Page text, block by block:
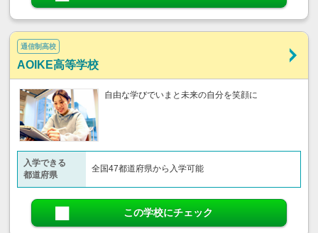
通信制高校
AOIKE高等学校
自由な学びでいまと未来の自分を笑顔に
入学できる
都道府県
全国47都道府県から入学可能
この学校にチェック